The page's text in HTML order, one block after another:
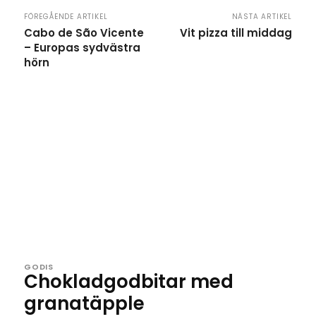
FÖREGÅENDE ARTIKEL
Cabo de São Vicente
– Europas sydvästra
hörn
NÄSTA ARTIKEL
Vit pizza till middag
GODIS
Chokladgodbitar med
granatäpple